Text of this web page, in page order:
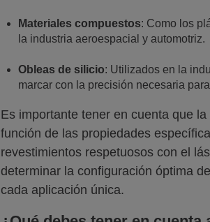
Materiales compuestos: Como los
la industria aeroespacial y automotriz.
Obleas de silicio: Utilizados en la
marcar con la precisión necesaria
Es importante tener en cuenta que
función de las propiedades
revestimientos respetuosos con el
determinar la configuración óptima
cada aplicación única.